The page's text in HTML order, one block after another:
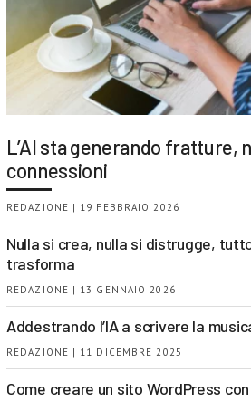
L’AI sta generando fratture,
connessioni
REDAZIONE | 19 FEBBRAIO 2026
Nulla si crea, nulla si distrugge,
trasforma
REDAZIONE | 13 GENNAIO 2026
Addestrando l’IA a scrivere la
REDAZIONE | 11 DICEMBRE 2025
Come creare un sito WordPress con